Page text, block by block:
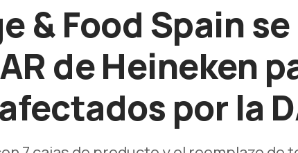
& Food Spain
de Heineken
por la